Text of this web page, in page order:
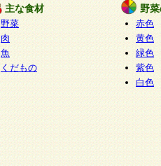
主な食材
野菜
肉
魚
くだもの
野
赤色
黄色
緑色
紫色
白色